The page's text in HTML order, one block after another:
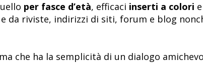
per fasce d’età, efficaci inserti a colori
da riviste, indirizzi di siti, forum e blog
ma che ha la semplicità di un dialogo